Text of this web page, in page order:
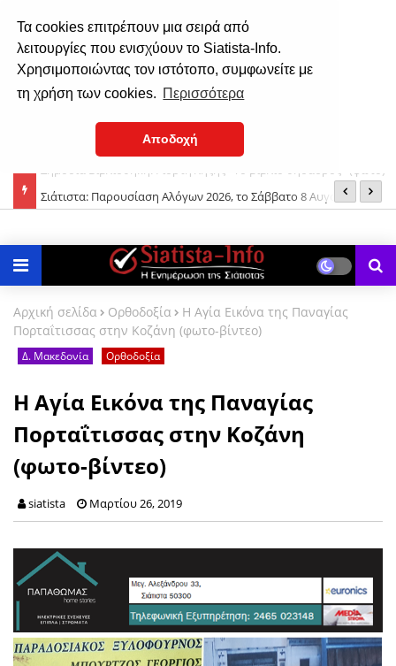
Τα cookies επιτρέπουν μια σειρά από
λειτουργίες που ενισχύουν το Siatista-Info.
Χρησιμοποιώντας τον ιστότοπο, συμφωνείτε με
τη χρήση των cookies. Περισσότερα
Αποδοχή
Σιάτιστα: Παρουσίαση Αλόγων 2026, το Σάββατο 8 Αυγούστου
Αρχική σελίδα Ορθοδοξία
Η Αγία Εικόνα της Παναγίας
Πορταΐτισσας στην Κοζάνη (φωτο-βίντεο)
Δ. Μακεδονία Ορθοδοξία
Η Αγία Εικόνα της Παναγίας
Πορταΐτισσας στην Κοζάνη
(φωτο-βίντεο)
siatista Μαρτίου 26, 2019